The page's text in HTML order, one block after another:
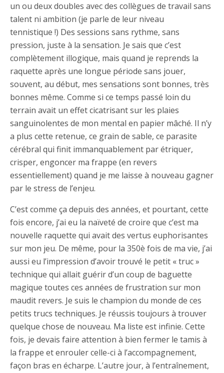
un ou deux doubles avec des collègues de travail sans
talent ni ambition (je parle de leur niveau
tennistique !) Des sessions sans rythme, sans
pression, juste à la sensation. Je sais que c’est
complètement illogique, mais quand je reprends la
raquette après une longue période sans jouer,
souvent, au début, mes sensations sont bonnes, très
bonnes même. Comme si ce temps passé loin du
terrain avait un effet cicatrisant sur les plaies
sanguinolentes de mon mental en papier mâché. Il n’y
a plus cette retenue, ce grain de sable, ce parasite
cérébral qui finit immanquablement par étriquer,
crisper, engoncer ma frappe (en revers
essentiellement) quand je me laisse à nouveau gagner
par le stress de l’enjeu.
C’est comme ça depuis des années, et pourtant, cette
fois encore, j’ai eu la naïveté de croire que c’est ma
nouvelle raquette qui avait des vertus euphorisantes
sur mon jeu. De même, pour la 350è fois de ma vie, j’ai
aussi eu l’impression d’avoir trouvé le petit « truc »
technique qui allait guérir d’un coup de baguette
magique toutes ces années de frustration sur mon
maudit revers. Je suis le champion du monde de ces
petits trucs techniques. Je réussis toujours à trouver
quelque chose de nouveau. Ma liste est infinie. Cette
fois, je devais faire attention à bien fermer le tamis à
la frappe et enrouler celle-ci à l’accompagnement,
façon bras en écharpe. L’autre jour, à l’entraînement,